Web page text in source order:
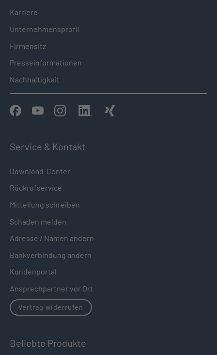
Karriere
Unternehmensprofil
Firmensitz
Presseinformationen
Nachhaltigkeit
Service & Kontakt
Download-Center
Rückrufservice
Mitteilung schreiben
Schaden melden
Adresse / Namen ändern
Bankverbindung ändern
Kundenportal
Ansprechpartner vor Ort
Vertrag widerrufen
Beliebte Produkte